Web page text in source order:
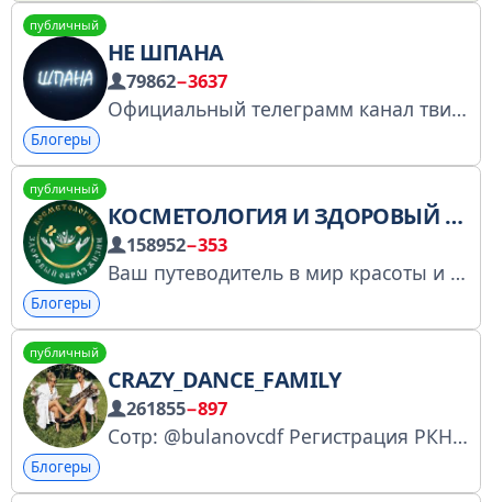
публичный
НЕ ШПАНА
79862−3637
Официальный телеграмм канал твич сообщества «ШПАНА» По поводу сотрудничества: @nagibator2020 (о банах в чате не писать) Предложка для новостей: @mafanya_bot Беседа: https://t.me/+2-TT1jdP2tM4Yzcy
Блогеры
публичный
КОСМЕТОЛОГИЯ И ЗДОРОВЫЙ ОБРАЗ ЖИЗНИ
158952−353
Ваш путеводитель в мир красоты и ухода за кожей. По рекламе: @Reklama_kosmetolog
Блогеры
публичный
CRAZY_DANCE_FAMILY
261855−897
Сотр: @bulanovcdf Регистрация РКН https://bit.ly/3ZzECWW INST 3.4M https://instagram.com/crazy_dance_family TT 1.6M https://www.tiktok.com/@crazy_dance_family YT 690K https://youtube.com/@crazy_dance_family VK 85K: https://vk.com/crazy_dance_family
Блогеры